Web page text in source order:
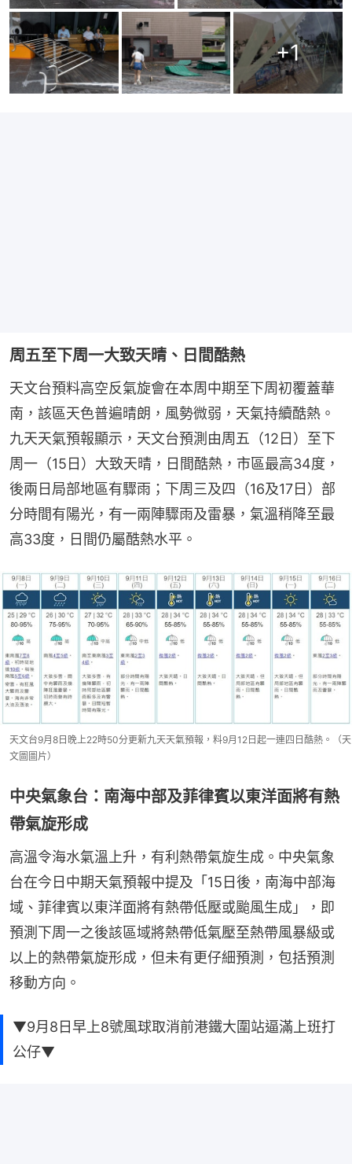
+1
周五至下周一大致天晴、日間酷熱
天文台預料高空反氣旋會在本周中期至下周初覆蓋華
南，該區天色普遍晴朗，風勢微弱，天氣持續酷熱。
九天天氣預報顯示，天文台預測由周五（12日）至下
周一（15日）大致天晴，日間酷熱，市區最高34度，
後兩日局部地區有驟雨；下周三及四（16及17日）部
分時間有陽光，有一兩陣驟雨及雷暴，氣溫稍降至最
高33度，日間仍屬酷熱水平。
天文台9月8日晚上22時50分更新九天天氣預報，料9月12日起一連四日酷熱。（天
文圖圖片）
中央氣象台：南海中部及菲律賓以東洋面將有熱
帶氣旋形成
高溫令海水氣溫上升，有利熱帶氣旋生成。中央氣象
台在今日中期天氣預報中提及「15日後，南海中部海
域、菲律賓以東洋面將有熱帶低壓或颱風生成」，即
預測下周一之後該區域將熱帶低氣壓至熱帶風暴級或
以上的熱帶氣旋形成，但未有更仔細預測，包括預測
移動方向。
▼9月8日早上8號風球取消前港鐵大圍站逼滿上班打
公仔▼